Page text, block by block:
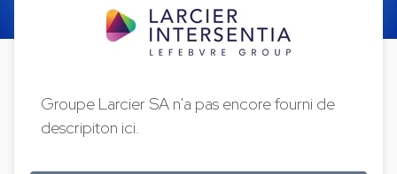
Groupe Larcier SA n'a pas encore fourni de
descripiton ici.